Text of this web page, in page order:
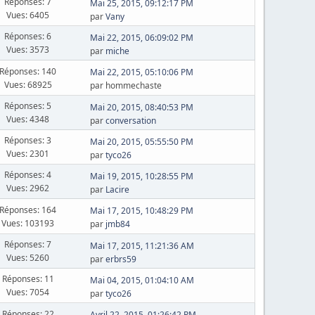
Vues: 6405
Mai 25, 2015, 09:12:17 PM
parVany
Réponses: 6
Vues: 3573
Mai 22, 2015, 06:09:02 PM
par miche
Réponses: 140
Vues: 68925
Mai 22, 2015, 05:10:06 PM
par hommechaste
Réponses: 5
Vues: 4348
Mai 20, 2015, 08:40:53 PM
parconversation
Réponses: 3
Vues: 2301
Mai 20, 2015, 05:55:50 PM
partyco26
Réponses: 4
Vues: 2962
Mai 19, 2015, 10:28:55 PM
par Lacire
Réponses: 164
Vues: 103193
Mai 17, 2015, 10:48:29 PM
par jmb84
Réponses: 7
Vues: 5260
Mai 17, 2015, 11:21:36 AM
parerbrs59
Réponses: 11
Vues: 7054
Mai 04, 2015, 01:04:10 AM
partyco26